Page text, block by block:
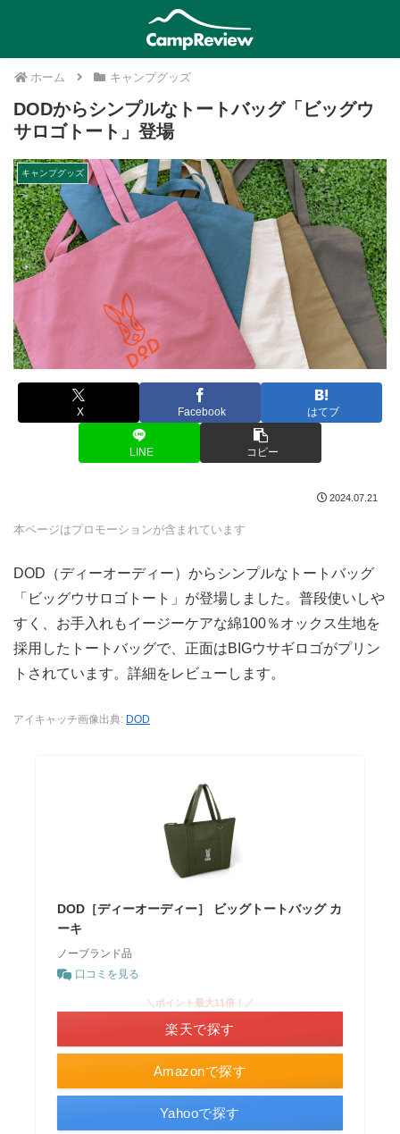
ホーム キャンプグッズ
DODからシンプルなトートバッグ「ビッグウ
サロゴトート」登場
キャンプグッズ
X Facebook はてブ
LINE コピー
2024.07.21
本ページはプロモーションが含まれています
DOD（ディーオーディー）からシンプルなトートバッグ
「ビッグウサロゴトート」が登場しました。普段使いしや
すく、お手入れもイージーケアな綿100％オックス生地を
採用したトートバッグで、正面はBIGウサギロゴがプリン
トされています。詳細をレビューします。
アイキャッチ画像出典: DOD
DOD［ディーオーディー］ ビッグトートバッグ カ
ーキ
ノーブランド品
口コミを見る
Amazonで探す
＼ポイント最大11倍！／
楽天で探す
Yahooで探す